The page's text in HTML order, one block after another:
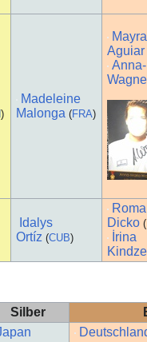
)
Madeleine
Malonga (FRA)
Mayra
Aguiar
Idalys
Ortíz (CUB)
Dicko (
İrina
Silber